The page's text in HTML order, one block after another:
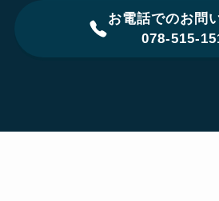
お電話でのお問
078-515-